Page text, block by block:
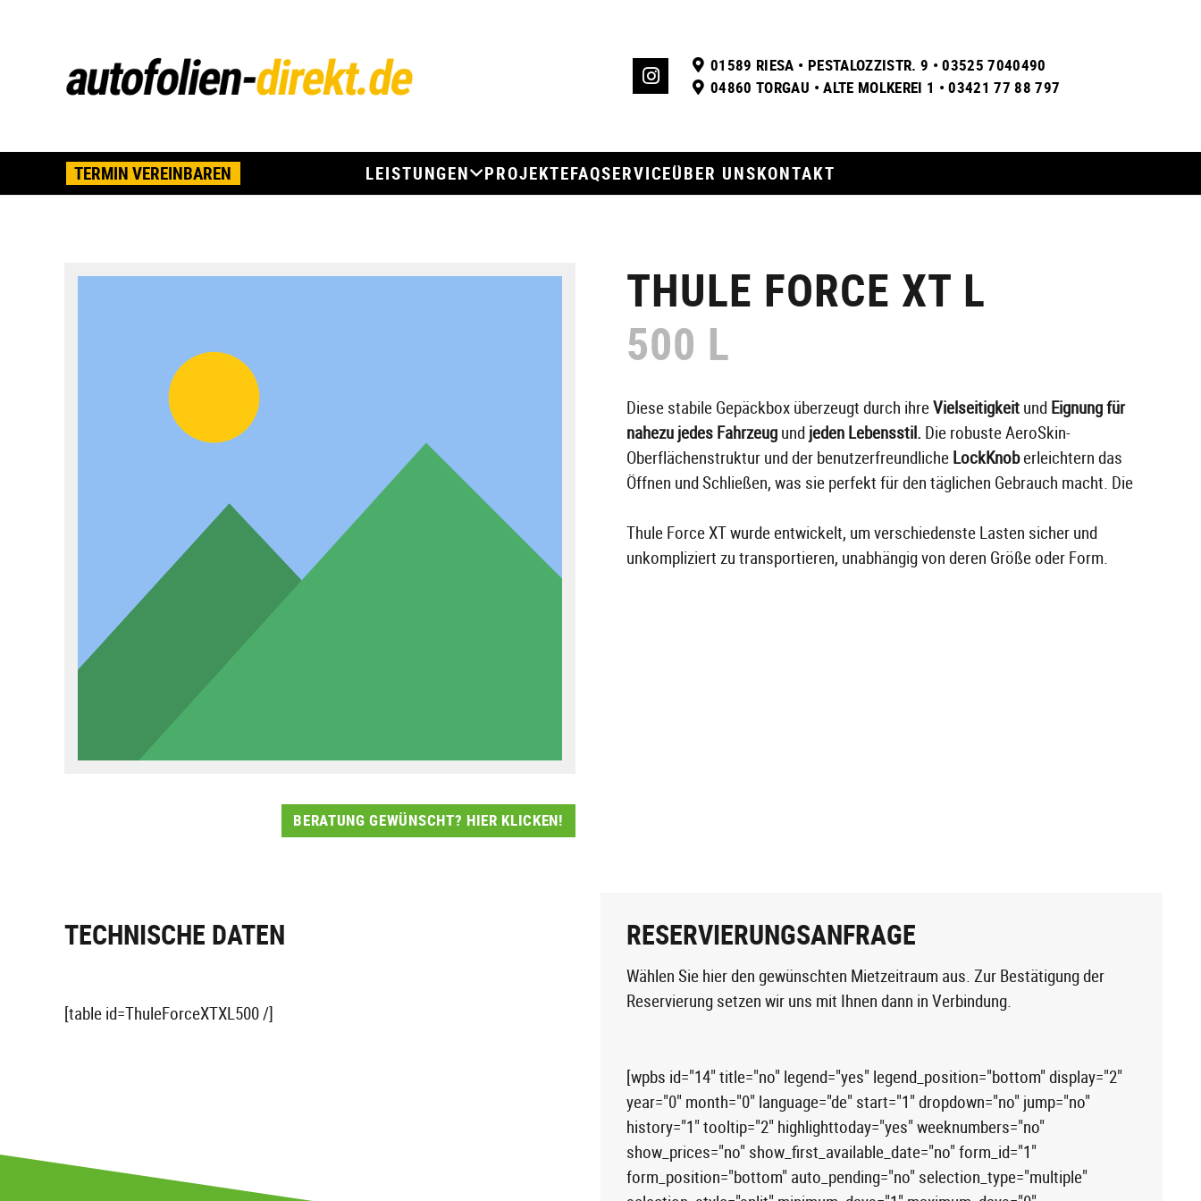
01589 RIESA • PESTALOZZISTR. 9 • 03525 7040490
04860 TORGAU • ALTE MOLKEREI 1 • 03421 77 88 797
TERMIN VEREINBAREN LEISTUNGEN PROJEKTEFAQSERVICEÜBER UNSKONTAKT
BERATUNG GEWÜNSCHT? HIER KLICKEN!
THULE FORCE XT L
500 L
Diese stabile Gepäckbox überzeugt durch ihreVielseitigkeitund Eignung für
nahezu jedes Fahrzeugund jeden Lebensstil. Die robuste AeroSkin-
Oberflächenstruktur und der benutzerfreundliche LockKnoberleichtern das
Öffnen und Schließen, was sie perfekt für den täglichen Gebrauch macht. Die
Thule Force XT wurde entwickelt, um verschiedenste Lasten sicher und
unkompliziert zu transportieren, unabhängig von deren Größe oder Form.
TECHNISCHE DATEN
[table id=ThuleForceXTXL500 /]
RESERVIERUNGSANFRAGE
Wählen Sie hier den gewünschten Mietzeitraum aus. Zur Bestätigung der
Reservierung setzen wir uns mit Ihnen dann in Verbindung.
[wpbs id="14" title="no" legend="yes" legend_position="bottom" display="2"
year="0" month="0" language="de" start="1" dropdown="no" jump="no"
history="1" tooltip="2" highlighttoday="yes" weeknumbers="no"
show_prices="no" show_first_available_date="no" form_id="1"
form_position="bottom" auto_pending="no" selection_type="multiple"